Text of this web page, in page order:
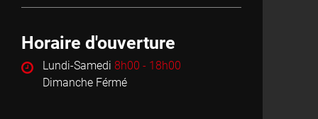
Horaire d'ouverture
Lundi-Samedi 8h00 - 18h00
Dimanche Férmé